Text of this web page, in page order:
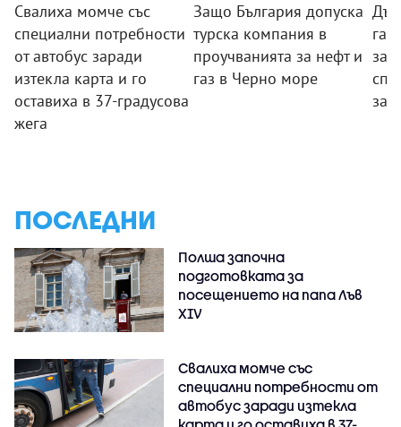
Свалиха момче със
специални потребности
от автобус заради
изтекла карта и го
оставиха в 37-градусова
жега
Защо България допуска
турска компания в
проучванията за нефт и
газ в Черно море
за
за
ПОСЛЕДНИ
Полша започна
подготовката за
посещението на папа Лъв
XIV
Свалиха момче със
специални потребности от
автобус заради изтекла